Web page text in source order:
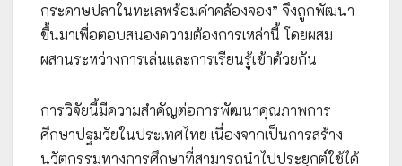
กระดาษปลาในทะเลพร้อมคำคล้องจอง” จึงถูกพัฒนา
ขึ้นมาเพื่อตอบสนองความต้องการเหล่านี้ โดยผสม
ผสานระหว่างการเล่นและการเรียนรู้เข้าด้วยกัน
การวิจัยนี้มีความสำคัญต่อการพัฒนาคุณภาพการ
ศึกษาปฐมวัยในประเทศไทย เนื่องจากเป็นการสร้าง
นวัตกรรมทางการศึกษาที่สามารถนำไปประยุกต์ใช้ได้